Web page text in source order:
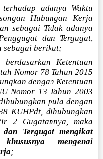
terhadap adanya Waktu
Hubungan Kerja
sebagai Tidak adanya
dan Tergugat,
sebagai berikut;
berdasarkan Ketentuan
Nomor 78 Tahun 2015
dengan Ketentuan
Nomor 13 Tahun 2003
pula dengan
KUHPdt, dihubungkan
2 Gugatannya, maka
Tergugat mengikat
mengenai
;